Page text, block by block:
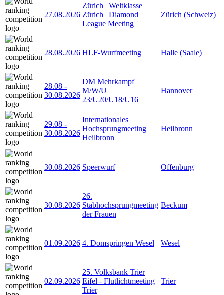
27.08.2026
Zürich | Weltklasse
Zürich | Diamond
League Meeting
Zürich (Schweiz)
28.08.2026 HLF-Wurfmeeting Halle (Saale)
28.08 -
30.08.2026
DM Mehrkampf
M/W/U
23/U20/U18/U16
Hannover
29.08 -
30.08.2026
Internationales
Hochsprungmeeting
Heilbronn
Heilbronn
30.08.2026 Speerwurf Offenburg
30.08.2026
26.
Stabhochsprungmeeting
der Frauen
Beckum
01.09.2026 4. Domspringen Wesel Wesel
02.09.2026
25. Volksbank Trier
Eifel - Flutlichtmeeting
Trier
Trier